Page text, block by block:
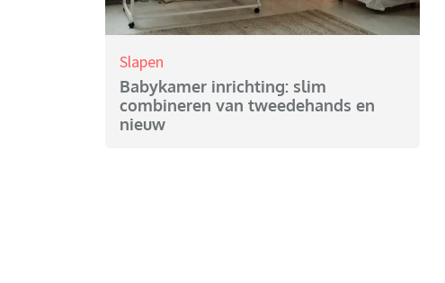
Slapen
Babykamer inrichting: slim
combineren van tweedehands en
nieuw